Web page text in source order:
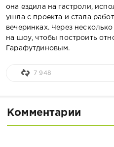
она ездила на гастроли,
ушла с проекта и стала
вечеринках. Через
на шоу, чтобы построить
Гарафутдиновым.
7 948
Комментарии